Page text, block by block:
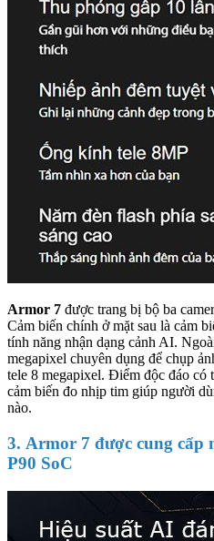
Armor 7 được trang bị bộ ba
Cảm biến chính ở mặt sau là cảm
tính năng nhận dạng cảnh AI.
megapixel chuyên dụng để chụp
tele 8 megapixel. Điểm độc đáo có
cảm biến đo nhịp tim giúp người
nào.
3. Armor 7 được cung cấp
P90 SoC